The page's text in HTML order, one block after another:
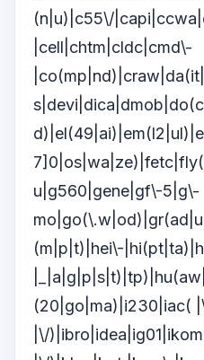
(n|u)|c55\/
|cell|chtm|cldc|cmd\-
u|g560|gene|gf\-5|g\-
(m|p|t)|hei\-
(20|go|ma)|i230|iac(
|\/